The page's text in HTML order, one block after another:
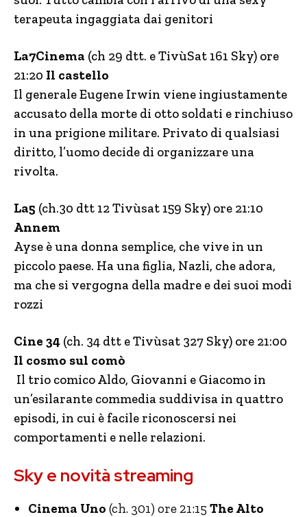
terapeuta ingaggiata dai genitori
La7Cinema (ch 29 dtt. e TivùSat 161 Sky) ore
21:20 Il castello
Il generale Eugene Irwin viene ingiustamente
accusato della morte di otto soldati e rinchiuso
in una prigione militare. Privato di qualsiasi
diritto, l’uomo decide di organizzare una
rivolta.
La5 (ch.30 dtt 12 Tivùsat 159 Sky) ore 21:10
Annem
Ayse è una donna semplice, che vive in un
piccolo paese. Ha una figlia, Nazli, che adora,
ma che si vergogna della madre e dei suoi modi
rozzi
Cine 34 (ch. 34 dtt e Tivùsat 327 Sky) ore 21:00
Il cosmo sul comò
Il trio comico Aldo, Giovanni e Giacomo in
un’esilarante commedia suddivisa in quattro
episodi, in cui è facile riconoscersi nei
comportamenti e nelle relazioni.
Sky e novità streaming
Cinema Uno (ch. 301) ore 21:15 The Alto